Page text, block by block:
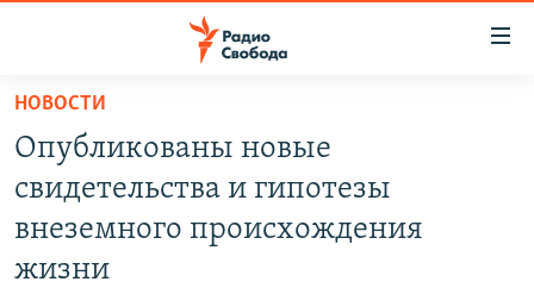
упрощенного
доступа
основному
содержанию
ПРОГРАММЫ
ПОДКАСТЫ
НОВОСТИ
Опубликованы новые
свидетельства и гипотезы
внеземного происхождения
жизни